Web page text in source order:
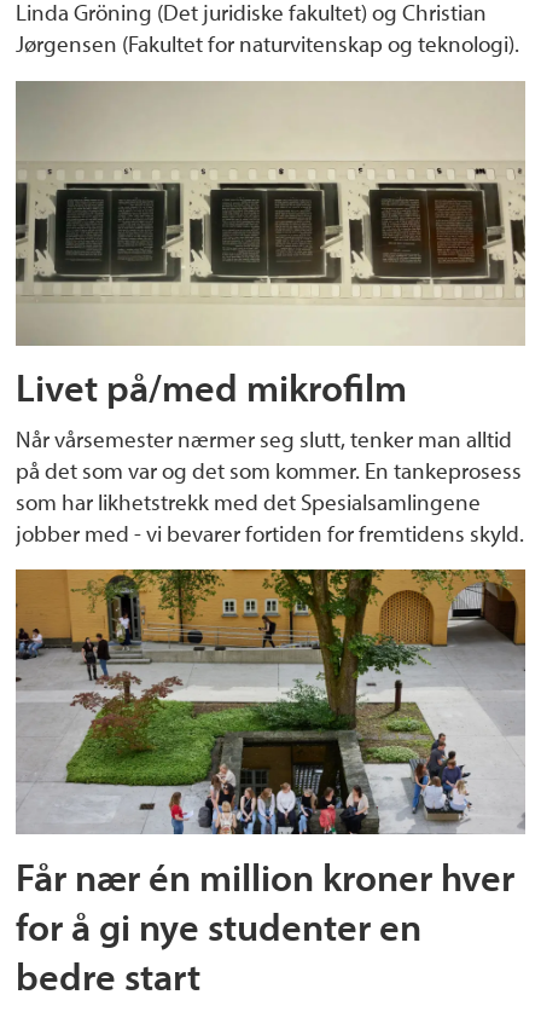
Linda Gröning (Det juridiske fakultet) og Christian
Jørgensen (Fakultet for naturvitenskap og teknologi).
Livet på/med mikrofilm
Når vårsemester nærmer seg slutt, tenker man alltid
på det som var og det som kommer. En tankeprosess
som har likhetstrekk med det Spesialsamlingene
jobber med - vi bevarer fortiden for fremtidens skyld.
Får nær én million kroner hver
for å gi nye studenter en
bedre start